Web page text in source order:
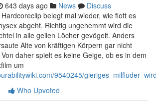
643 days ago News
Discuss
belegt mal wieder, wie flott es
abgeht. Richtig ungehemmt wird die
in alle geilen Löcher gevögelt. Anders
Alte von kräftigen Körpern gar nicht
daher spielt es keine Geige, ob es in dem
um
9540245/
Who Upvoted